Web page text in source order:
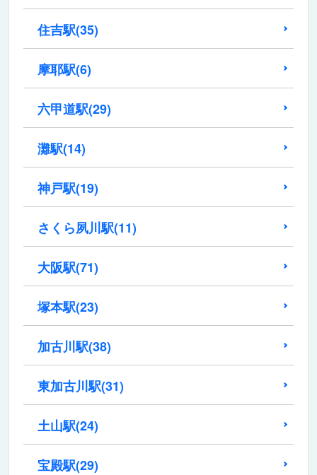
住吉駅(35)
摩耶駅(6)
六甲道駅(29)
灘駅(14)
神戸駅(19)
さくら夙川駅(11)
大阪駅(71)
塚本駅(23)
加古川駅(38)
東加古川駅(31)
土山駅(24)
宝殿駅(29)